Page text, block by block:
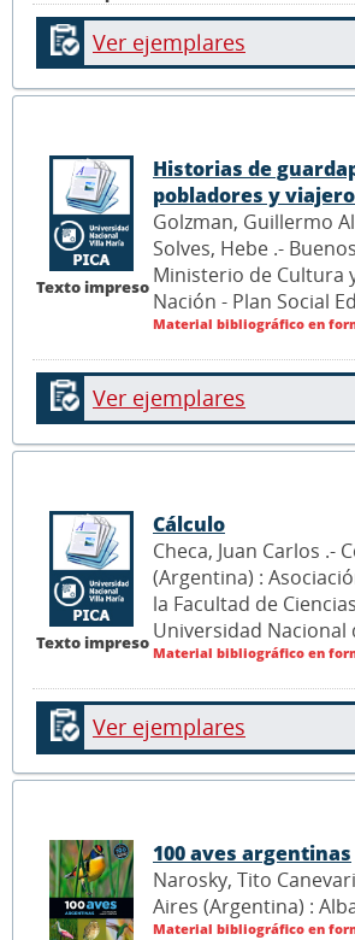
Ver ejemplares
Texto impreso
Historias de
pobladores y
Golzman, Guillermo
Solves, Hebe .-
Ministerio de Cultura
Nación - Plan Social
Material bibliográfico en
Ver ejemplares
Texto impreso
Cálculo
Checa, Juan Carlos .-
(Argentina) :
la Facultad de
Universidad Nacional
Material bibliográfico en
Ver ejemplares
100 aves argentinas
Narosky, Tito
Aires (Argentina) :
Material bibliográfico en